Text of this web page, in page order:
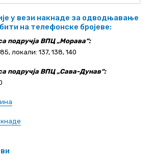
у вези накнаде за одводњавање
на телефонске бројеве:
подручја ВПЦ „Морава“:
локали: 137, 138, 140
подручја ВПЦ „Сава-Дунав“: